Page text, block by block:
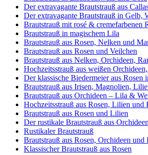
Der extravagante Brautstrauß aus
Der extravagante Brautstrauß in Gelb,
Brautstrauß mit rosé & cremefarbenen
Brautstrauß in magischem Lila
Brautstrauß aus Rosen, Nelken und
Brautstrauß aus Rosen und Veilchen
Brautstrauß aus Nelken, Orchideen,
Hochzeitsstrauß aus weißen
Der klassische Biedermeier aus Rosen
Brautstrauß aus Irisen, Magnolien,
Brautstrauß aus Orchideen – Lila &
Hochzeitsstrauß aus Rosen, Lilien
Brautstrauß aus Rosen und Lilien
Der rustikale Brautstrauß aus
Rustikaler Brautstrauß
Brautstrauß aus Rosen, Orchideen
Klassischer Brautstrauß aus Rosen